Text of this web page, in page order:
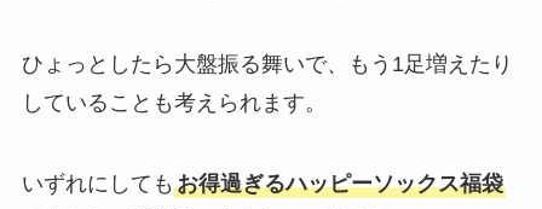
ひょっとしたら大盤振る舞いで、もう1足増えたり
していることも考えられます。
いずれにしても お得過ぎるハッピーソックス福袋